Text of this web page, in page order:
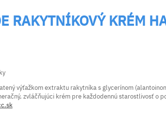
RAKYTNÍKOVÝ KRÉM
výťažkom extraktu rakytníka s glycerínom
zvláčňujúci krém pre každodennú starostlivosť o